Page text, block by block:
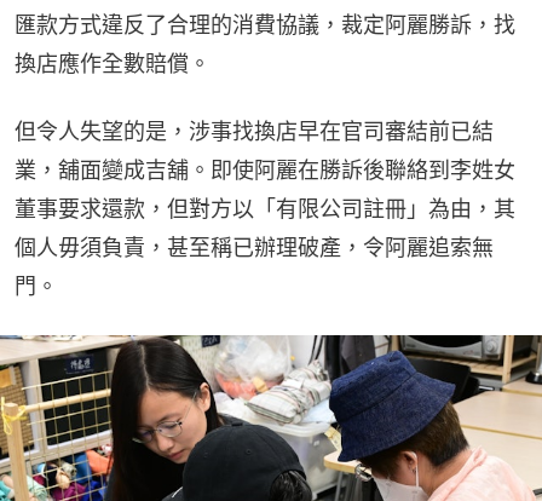
匯款方式違反了合理的消費協議，裁定阿麗勝訴，找
換店應作全數賠償。
但令人失望的是，涉事找換店早在官司審結前已結
業，舖面變成吉舖。即使阿麗在勝訴後聯絡到李姓女
董事要求還款，但對方以「有限公司註冊」為由，其
個人毋須負責，甚至稱已辦理破產，令阿麗追索無
門。